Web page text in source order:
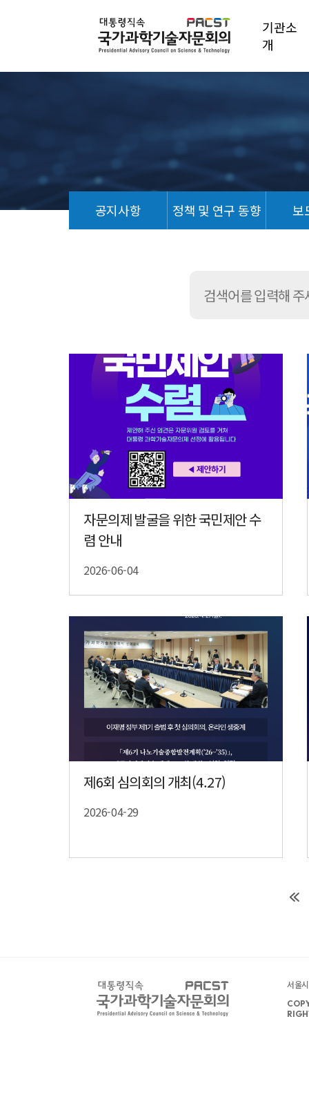
기관소
개
공지사항 정책 및 연구 동향 보
자문의제 발굴을 위한 국민제안 수
렴 안내
2026-06-04
제6회 심의회의 개최(4.27)
2026-04-29
서울